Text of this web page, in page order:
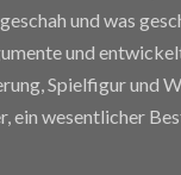
und was
und
Spielfigur und
ein wesentlicher